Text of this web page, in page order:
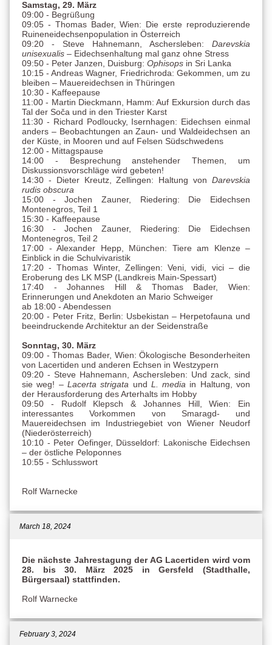
Samstag, 29. März
09:00 - Begrüßung
09:05 - Thomas Bader, Wien: Die erste reproduzierende
Ruineneidechsenpopulation in Österreich
09:20 - Steve Hahnemann, Aschersleben: Darevskia
unisexualis – Eidechsenhaltung mal ganz ohne Stress
09:50 - Peter Janzen, Duisburg: Ophisops in Sri Lanka
10:15 - Andreas Wagner, Friedrichroda: Gekommen, um zu
bleiben – Mauereidechsen in Thüringen
10:30 - Kaffeepause
11:00 - Martin Dieckmann, Hamm: Auf Exkursion durch das
Tal der Soča und in den Triester Karst
11:30 - Richard Podloucky, Isernhagen: Eidechsen einmal
anders – Beobachtungen an Zaun- und Waldeidechsen an
der Küste, in Mooren und auf Felsen Südschwedens
12:00 - Mittagspause
14:00 - Besprechung anstehender Themen, um
Diskussionsvorschläge wird gebeten!
14:30 - Dieter Kreutz, Zellingen: Haltung von Darevskia
rudis obscura
15:00 - Jochen Zauner, Riedering: Die Eidechsen
Montenegros, Teil 1
15:30 - Kaffeepause
16:30 - Jochen Zauner, Riedering: Die Eidechsen
Montenegros, Teil 2
17:00 - Alexander Hepp, München: Tiere am Klenze –
Einblick in die Schulvivaristik
17:20 - Thomas Winter, Zellingen: Veni, vidi, vici – die
Eroberung des LK MSP (Landkreis Main-Spessart)
17:40 - Johannes Hill & Thomas Bader, Wien:
Erinnerungen und Anekdoten an Mario Schweiger
ab 18:00 - Abendessen
20:00 - Peter Fritz, Berlin: Usbekistan – Herpetofauna und
beeindruckende Architektur an der Seidenstraße
Sonntag, 30. März
09:00 - Thomas Bader, Wien: Ökologische Besonderheiten
von Lacertiden und anderen Echsen in Westzypern
09:20 - Steve Hahnemann, Aschersleben: Und zack, sind
sie weg! – Lacerta strigata und L. media in Haltung, von
der Herausforderung des Arterhalts im Hobby
09:50 - Rudolf Klepsch & Johannes Hill, Wien: Ein
interessantes Vorkommen von Smaragd- und
Mauereidechsen im Industriegebiet von Wiener Neudorf
(Niederösterreich)
10:10 - Peter Oefinger, Düsseldorf: Lakonische Eidechsen
– der östliche Peloponnes
10:55 - Schlusswort
Rolf Warnecke
March 18, 2024
Die nächste Jahrestagung der AG Lacertiden wird vom
28. bis 30. März 2025 in Gersfeld (Stadthalle,
Bürgersaal) stattfinden.
Rolf Warnecke
February 3, 2024